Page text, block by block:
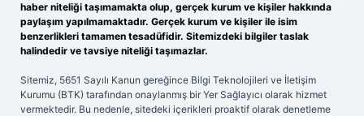
haber niteliği taşımamakta olup, gerçek kurum ve kişiler hakkında
paylaşım yapılmamaktadır. Gerçek kurum ve kişiler ile isim
benzerlikleri tamamen tesadüfidir. Sitemizdeki bilgiler taslak
halindedir ve tavsiye niteliği taşımazlar.
Sitemiz, 5651 Sayılı Kanun gereğince Bilgi Teknolojileri ve İletişim
Kurumu (BTK) tarafından onaylanmış bir Yer Sağlayıcı olarak hizmet
vermektedir. Bu nedenle, sitedeki içerikleri proaktif olarak denetleme